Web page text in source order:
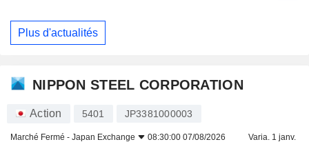
Plus d'actualités
NIPPON STEEL CORPORATION
Action 5401 JP3381000003
Marché Fermé - Japan Exchange 08:30:00 07/08/2026 Varia. 1 janv.